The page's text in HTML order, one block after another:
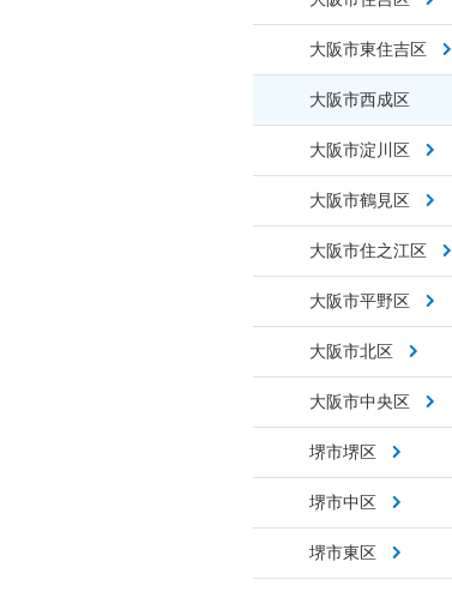
大阪市東住吉区
大阪市西成区
大阪市淀川区
大阪市鶴見区
大阪市住之江区
大阪市平野区
大阪市北区
大阪市中央区
堺市堺区
堺市中区
堺市東区